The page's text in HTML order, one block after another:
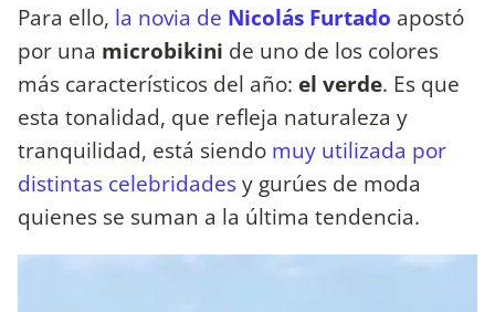
Para ello, la novia de Nicolás Furtado apostó
por una microbikini de uno de los colores
más característicos del año: el verde. Es que
esta tonalidad, que refleja naturaleza y
tranquilidad, está siendo muy utilizada por
distintas celebridadesy gurúes de moda
quienes se suman a la última tendencia.